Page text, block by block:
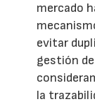
mercado
evitar
gestión
la